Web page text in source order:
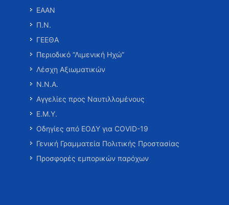
ΕΑΑΝ
Π.Ν.
ΓΕΕΘΑ
Περιοδικό “Λιμενική Ηχώ”
Λέσχη Αξιωματικών
Ν.Ν.Α.
Αγγελίες προς Ναυτιλλομένους
Ε.Μ.Υ.
Οδηγίες από ΕΟΔΥ για COVID-19
Γενική Γραμματεία Πολιτικής Προστασίας
Προσφορές εμπορικών παρόχων